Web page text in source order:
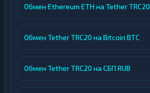
Обмен Ethereum ETH на Tether TRC20
Обмен Tether TRC20 на Bitcoin BTC
Обмен Tether TRC20 на СБП RUB